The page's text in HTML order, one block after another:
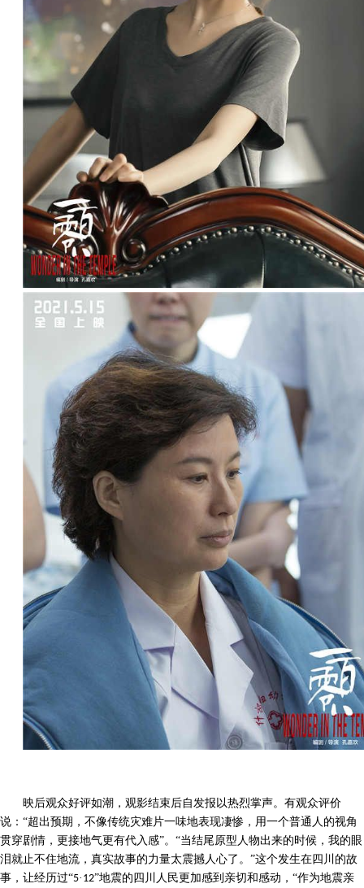
映后观众好评如潮，观影结束后自发报以热烈掌声。有观众评价
说： “超出预期，不像传统灾难片一味地表现凄惨，用一个普通人的视角
贯穿剧情，更接地气更有代入感”。“当结尾原型人物出来的时候，我的眼
泪就止不住地流，真实故事的力量太震撼人心了。”这个发生在四川的故
事，让经历过“5· 12”地震的四川人民更加感到亲切和感动，“作为地震亲